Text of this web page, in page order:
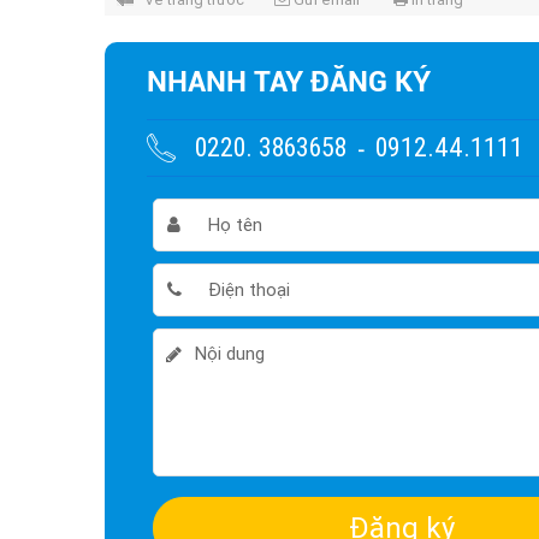
NHANH TAY ĐĂNG KÝ
0220. 3863658 - 0912.44.1111
Đăng ký